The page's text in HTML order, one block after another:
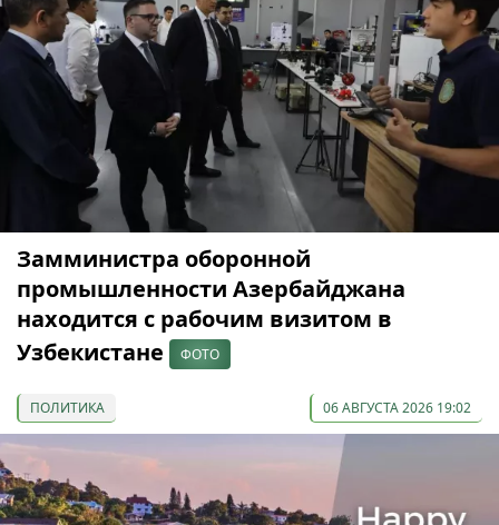
Замминистра оборонной
промышленности Азербайджана
находится с рабочим визитом в
Узбекистане
ФОТО
ПОЛИТИКА 06 АВГУСТА 2026 19:02